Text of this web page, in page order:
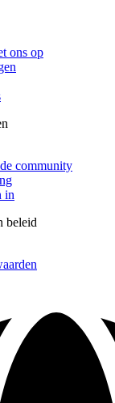
ons op
community
in
beleid